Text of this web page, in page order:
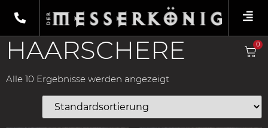
0
Produkte verschlagwortet mit
„Haarschere“
/ Haarschere
HAARSCHERE
Alle 10 Ergebnisse werden angezeigt